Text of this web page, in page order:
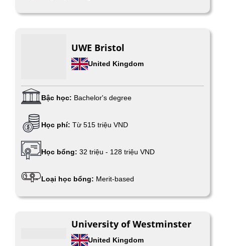
UWE Bristol
United Kingdom
Bậc học: Bachelor's degree
Học phí: Từ 515 triệu VND
Học bổng: 32 triệu - 128 triệu VND
Loại học bổng: Merit-based
University of Westminster
United Kingdom